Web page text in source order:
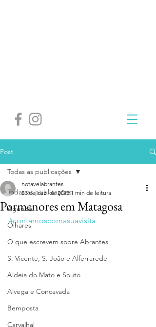
Post
Todas as publicações
Agenda
Olhares
O que escrevem sobre Abrantes
S. Vicente, S. João e Alferrarede
Aldeia do Mato e Souto
Alvega e Concavada
Bemposta
Carvalhal
Todas as publicações
Pormenores em Matagosa
notavelabrantes
23 de dez. de 2023 1 min de leitura
#contamoscomasuavisita